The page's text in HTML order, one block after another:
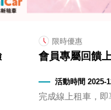
限時優惠
會員專屬回饋
活動時間 2025-
完成線上租車，即